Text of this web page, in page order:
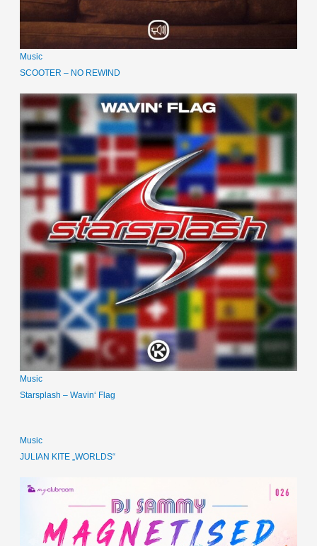
Music
SCOOTER – NO REWIND
Music
Starsplash – Wavin‘ Flag
Music
JULIAN KITE „WORLDS“